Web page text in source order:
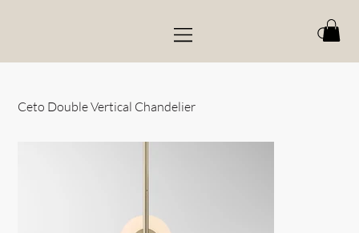
Ceto Double Vertical Chandelier